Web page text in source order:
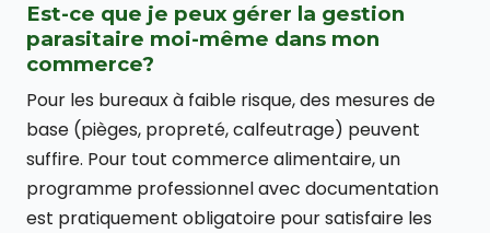
Est-ce que je peux gérer la gestion
parasitaire moi-même dans mon
commerce?
Pour les bureaux à faible risque, des mesures de
base (pièges, propreté, calfeutrage) peuvent
suffire. Pour tout commerce alimentaire, un
programme professionnel avec documentation
est pratiquement obligatoire pour satisfaire les